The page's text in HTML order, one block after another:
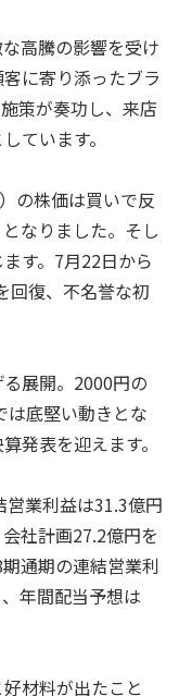
高騰の影響を受け
に寄り添ったブラ
策が奏功し、来店
ています。
の株価は買いで反
なりました。そし
す。7月22日から
回復、不名誉な初
展開。2000円の
は底堅い動きとな
発表を迎えます。
業利益は31.3億円
社計画27.2億円を
通期の連結営業利
年間配当予想は
材料が出たこと